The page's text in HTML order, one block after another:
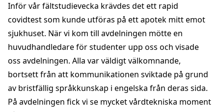
Inför vår fältstudievecka krävdes det ett rapid
covidtest som kunde utföras på ett apotek mitt emot
sjukhuset. När vi kom till avdelningen mötte en
huvudhandledare för studenter upp oss och visade
oss avdelningen. Alla var väldigt välkomnande,
bortsett från att kommunikationen sviktade på grund
av bristfällig språkkunskap i engelska från deras sida.
På avdelningen fick vi se mycket vårdtekniska moment